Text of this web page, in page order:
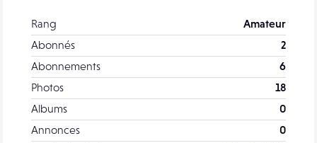
Rang
Amateur
Abonnés
2
Abonnements
6
Photos
18
Albums
0
Annonces
0